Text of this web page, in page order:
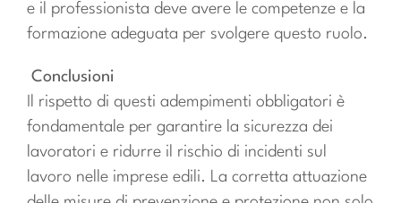
e il professionista deve avere le competenze e la
formazione adeguata per svolgere questo ruolo.
Conclusioni
Il rispetto di questi adempimenti obbligatori è
fondamentale per garantire la sicurezza dei
lavoratori e ridurre il rischio di incidenti sul
lavoro nelle imprese edili. La corretta attuazione